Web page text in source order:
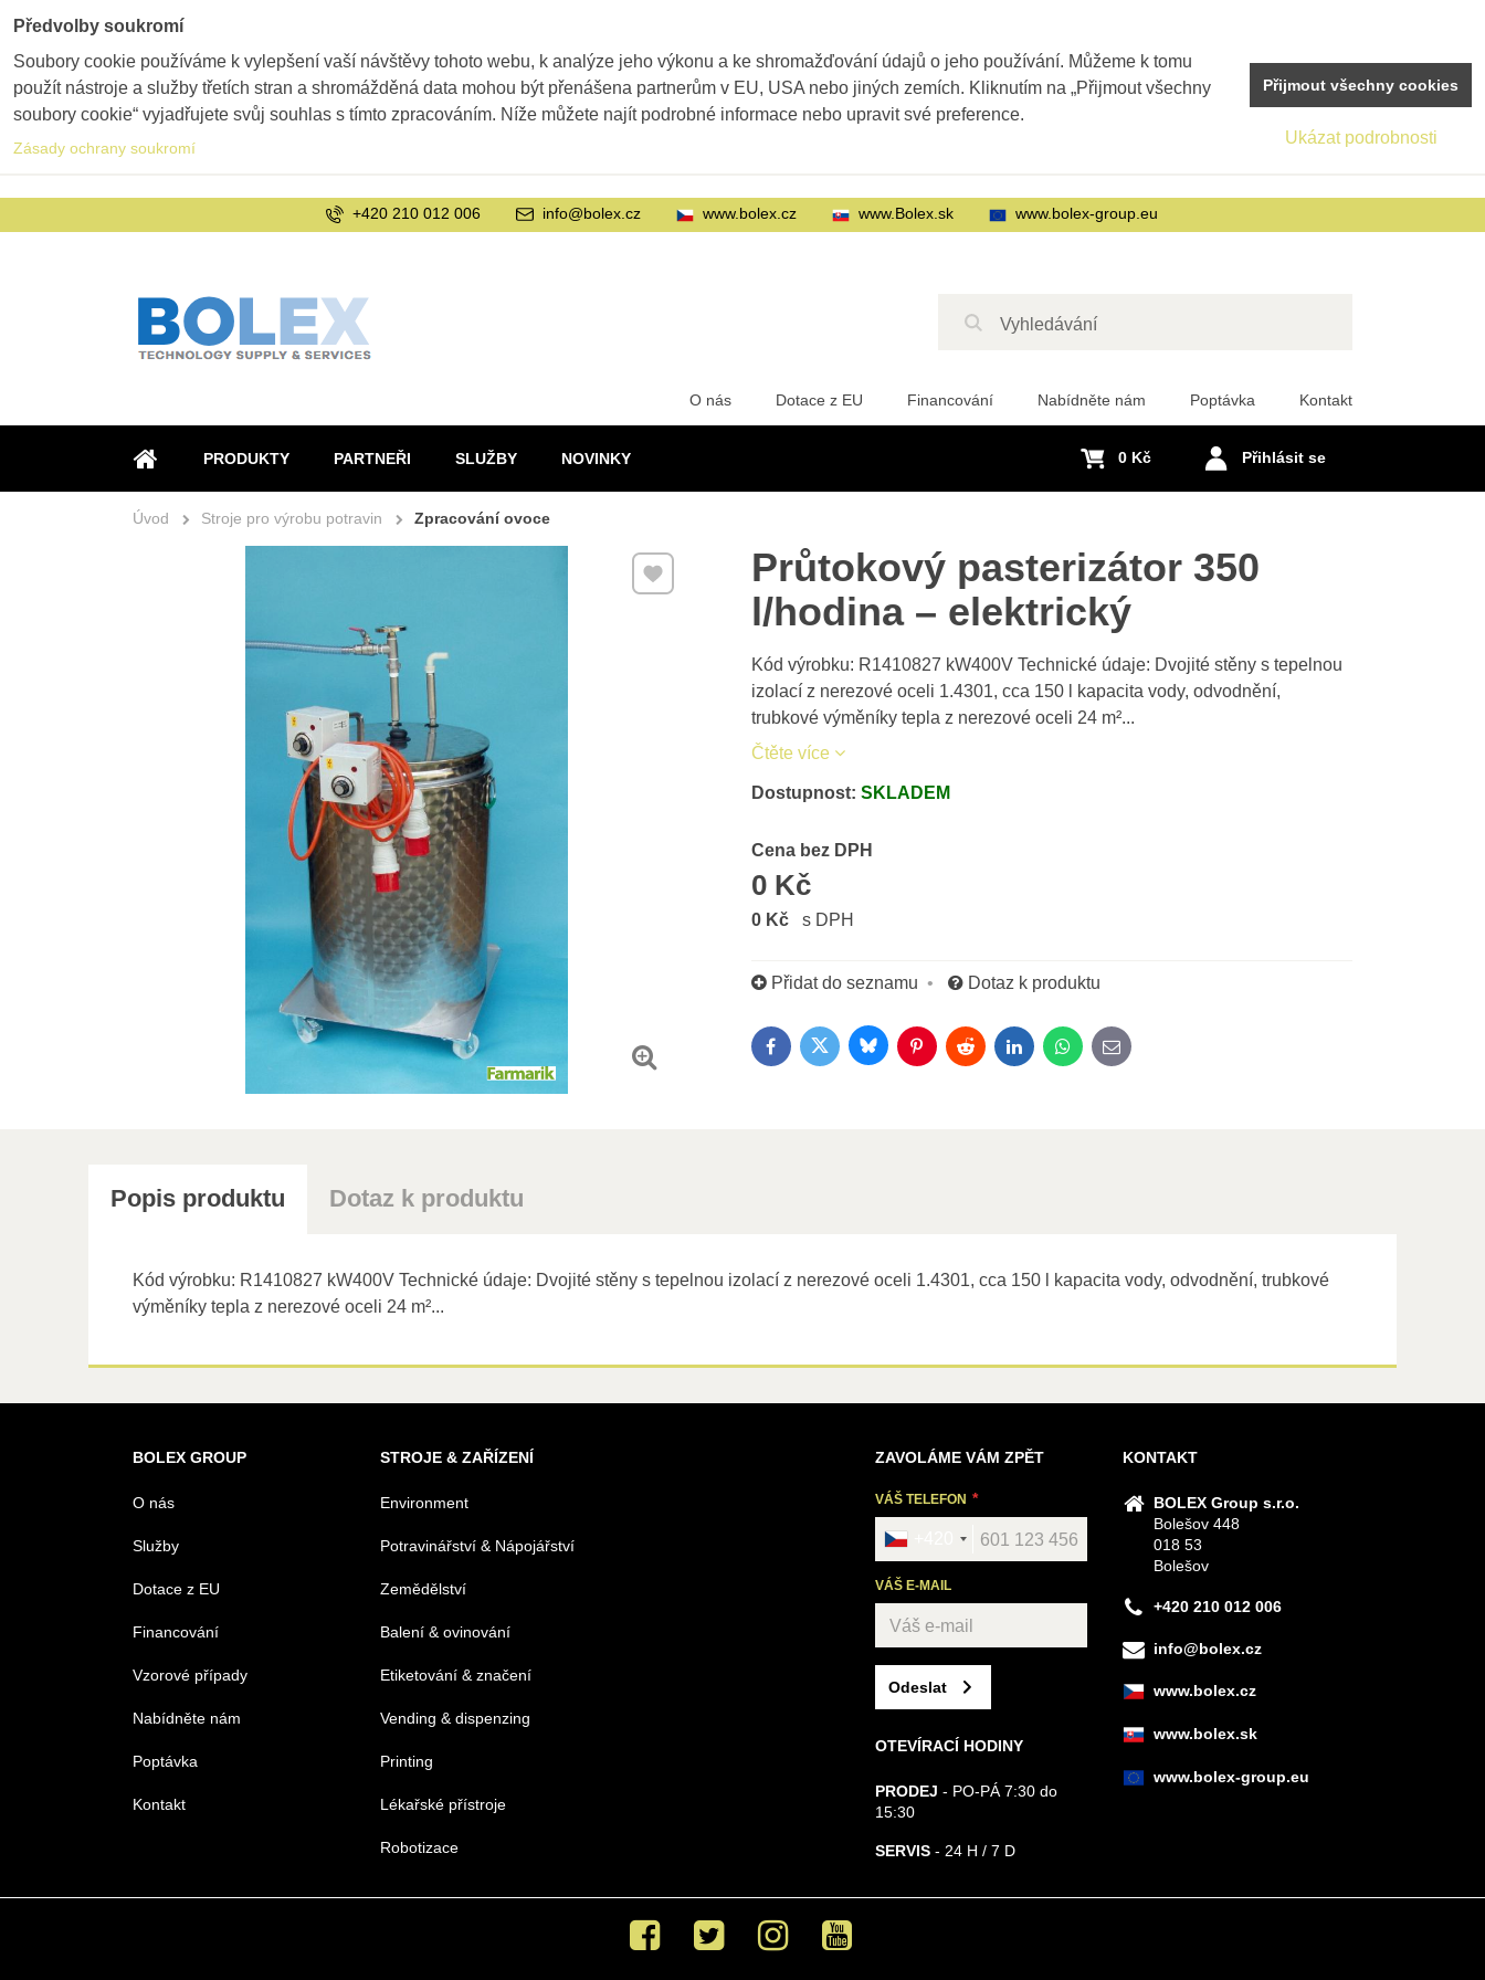
ÚVOD
PRODUKTY PARTNEŘI SLUŽBY NOVINKY
O nás Dotace z EU Financování Nabídněte nám Poptávka Kontakt
Přihlásit se
0 Kč
+420 210 012 006 info@bolex.cz www.bolex.cz www.Bolex.sk www.bolex-group.eu
Úvod Stroje pro výrobu potravin Zpracování ovoce
Průtokový pasterizátor 350
l/hodina – elektrický
Kód výrobku: R1410827 kW400V Technické údaje: Dvojité stěny s tepelnou
izolací z nerezové oceli 1.4301, cca 150 l kapacita vody, odvodnění,
trubkové výměníky tepla z nerezové oceli 24 m²...
Čtěte více
Přidat k Oblíbeným
Dostupnost: SKLADEM
Cena bez DPH
0 Kč
Cena s DPH
0 Kč s DPH
Přidat do seznamu Dotaz k produktu
FacebookTwitterBlueskyPinterestRedditLinkedInWhatsApp
E-mail
Popis produktu Dotaz k produktu
Kód výrobku: R1410827 kW400V Technické údaje: Dvojité stěny s tepelnou izolací z nerezové oceli 1.4301, cca 150 l kapacita vody, odvodnění, trubkové
výměníky tepla z nerezové oceli 24 m²...
BOLEX GROUP
O nás
Služby
Dotace z EU
Financování
Vzorové případy
Nabídněte nám
Poptávka
Kontakt
STROJE & ZAŘÍZENÍ
Environment
Potravinářství & Nápojářství
Zemědělství
Balení & ovinování
Etiketování & značení
Vending & dispenzing
Printing
Lékařské přístroje
Robotizace
ZAVOLÁME VÁM ZPĚT
VÁŠ TELEFON
VÁŠ E-MAIL
Odeslat
OTEVÍRACÍ HODINY
PRODEJ - PO-PÁ 7:30 do
15:30
SERVIS - 24 H / 7 D
KONTAKT
BOLEX Group s.r.o.
Bolešov 448
018 53
Bolešov
+420 210 012 006
info@bolex.cz
www.bolex.cz
www.bolex.sk
www.bolex-group.eu
Facebook Twitter Instagram Youtube
Předvolby soukromí
Soubory cookie používáme k vylepšení vaší návštěvy tohoto webu, k analýze jeho výkonu a ke shromažďování údajů o jeho používání. Můžeme k tomu
použít nástroje a služby třetích stran a shromážděná data mohou být přenášena partnerům v EU, USA nebo jiných zemích. Kliknutím na „Přijmout všechny
soubory cookie“ vyjadřujete svůj souhlas s tímto zpracováním. Níže můžete najít podrobné informace nebo upravit své preference.
Zásady ochrany soukromí
Ukázat podrobnosti
Přijmout všechny cookies